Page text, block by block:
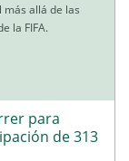
allá de las
la FIFA.
para
de 313